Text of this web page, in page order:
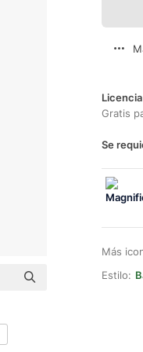
Gratis
Se
Más
Estilo: